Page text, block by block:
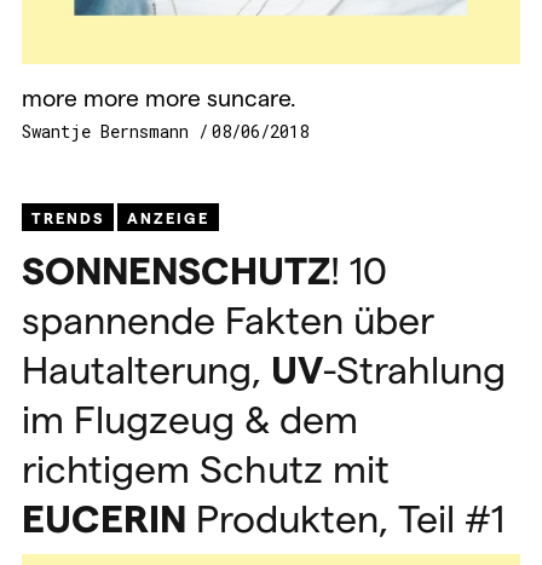
more more more suncare.
Swantje Bernsmann 08/06/2018
TRENDS ANZEIGE
SONNENSCHUTZ! 10
spannende Fakten über
Hautalterung, UV-Strahlung
im Flugzeug & dem
richtigem Schutz mit
EUCERIN Produkten, Teil #1